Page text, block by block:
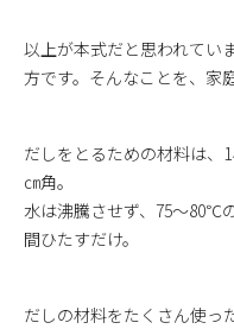
以上が本式だと思われてい
方です。そんなことを、家
だしをとるための材料は、
㎝角。
水は沸騰させず、75～80℃
間ひたすだけ。
だしの材料をたくさん使っ